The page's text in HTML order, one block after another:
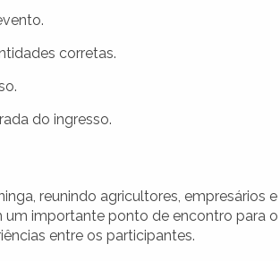
corretas.
do ingresso.
reunindo agricultores, empresários e
um importante ponto de encontro para o
entre os participantes.